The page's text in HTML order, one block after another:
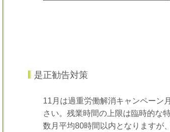
是正勧告対策
11月は過重労働解消キャンペーン
さい。残業時間の上限は臨時的な
数月平均80時間以内となりますが